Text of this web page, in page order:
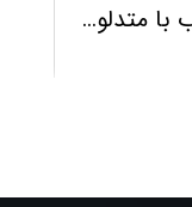
​دوره کارگاه محور تربیت ارزیاب با متدلوژی a&dc موسسه معنا